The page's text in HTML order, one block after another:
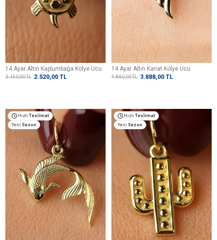
14 Ayar Altın Kaplumbağa Kolye Ucu
3.150,00TL 2.520,00 TL
14 Ayar Altın Kanat Kolye Ucu
4.860,00TL 3.888,00 TL
Hızlı Teslimat
Yeni Sezon
Hızlı Teslimat
Yeni Sezon